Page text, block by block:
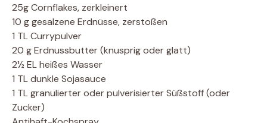
25g Cornflakes, zerkleinert
10 g gesalzene Erdnüsse, zerstoßen
1 TL Currypulver
20 g Erdnussbutter (knusprig oder glatt)
2½ EL heißes Wasser
1 TL dunkle Sojasauce
1 TL granulierter oder pulverisierter Süßstoff (oder
Zucker)